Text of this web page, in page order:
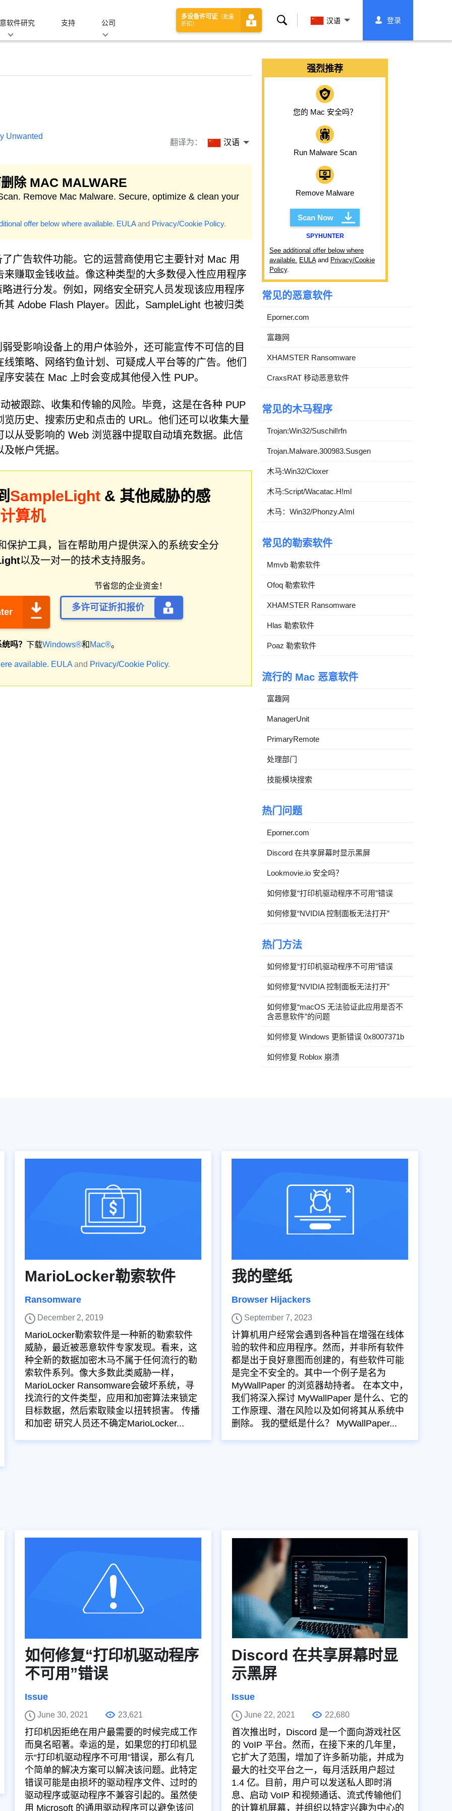
软件研究 支持 公司
多设备许可证 （批量
折扣）
搜
汉语 登录
Unwanted
翻译为： 汉语
除 MAC MALWARE
Remove Mac Malware. Secure, optimize & clean your
offer below where available. EULAand Privacy/Cookie Policy.
广告软件功能。它的运营商使用它主要针对 Mac 用
赚取金钱收益。像这种类型的大多数侵入性应用程序
进行分发。例如，网络安全研究人员发现该应用程序
Adobe Flash Player。因此，SampleLight 也被归类
受影响设备上的用户体验外，还可能宣传不可信的目
策略、网络钓鱼计划、可疑成人平台等的广告。他们
安装在 Mac 上时会变成其他侵入性 PUP。
被跟踪、收集和传输的风险。毕竟，这是在各种 PUP
历史、搜索历史和点击的 URL。他们还可以收集大量
从受影响的 Web 浏览器中提取自动填充数据。此信
帐户凭据。
SampleLight & 其他威胁的感
算机
保护工具，旨在帮助用户提供深入的系统安全分
以及一对一的技术支持服务。
节省您的企业资金！
多许可证折扣报价
吗？ 下载Windows®和 Mac®。
available. EULA and Privacy/Cookie Policy.
强烈推荐
您的 Mac 安全吗？
Run Malware Scan
Remove Malware
Scan Now
SPYHUNTER
See additional offer below where
available. EULAand Privacy/Cookie
Policy.
常见的恶意软件
Eporner.com
富趣网
XHAMSTER Ransomware
CraxsRAT 移动恶意软件
常见的木马程序
Trojan:Win32/Suschil!rfn
Trojan.Malware.300983.Susgen
木马:Win32/Cloxer
木马:Script/Wacatac.H!ml
木马：Win32/Phonzy.A!ml
常见的勒索软件
Mmvb 勒索软件
Ofoq 勒索软件
XHAMSTER Ransomware
Hlas 勒索软件
Poaz 勒索软件
流行的 Mac 恶意软件
富趣网
ManagerUnit
PrimaryRemote
处理部门
技能模块搜索
热门问题
Eporner.com
Discord 在共享屏幕时显示黑屏
Lookmovie.io 安全吗？
如何修复“打印机驱动程序不可用”错误
如何修复“NVIDIA 控制面板无法打开”
热门方法
如何修复“打印机驱动程序不可用”错误
如何修复“NVIDIA 控制面板无法打开”
如何修复“macOS 无法验证此应用是否不
含恶意软件”的问题
如何修复 Windows 更新错误 0x8007371b
如何修复 Roblox 崩溃
MarioLocker勒索软件
Ransomware
December 2, 2019
MarioLocker勒索软件是一种新的勒索软件
威胁，最近被恶意软件专家发现。看来，这
种全新的数据加密木马不属于任何流行的勒
索软件系列。像大多数此类威胁一样，
MarioLocker Ransomware会破坏系统，寻
找流行的文件类型，应用和加密算法来锁定
目标数据，然后索取赎金以扭转损害。 传播
和加密 研究人员还不确定MarioLocker...
我的壁纸
Browser Hijackers
September 7, 2023
计算机用户经常会遇到各种旨在增强在线体
验的软件和应用程序。然而，并非所有软件
都是出于良好意图而创建的，有些软件可能
是完全不安全的。其中一个例子是名为
MyWallPaper 的浏览器劫持者。 在本文中，
我们将深入探讨 MyWallPaper 是什么、它的
工作原理、潜在风险以及如何将其从系统中
删除。 我的壁纸是什么？ MyWallPaper...
如何修复“打印机驱动程序
不可用”错误
Issue
June 30, 2021 23,621
打印机因拒绝在用户最需要的时候完成工作
而臭名昭著。幸运的是，如果您的打印机显
示“打印机驱动程序不可用”错误，那么有几
个简单的解决方案可以解决该问题。此特定
错误可能是由损坏的驱动程序文件、过时的
驱动程序或驱动程序不兼容引起的。虽然使
用 Microsoft 的通用驱动程序可以避免该问
Discord 在共享屏幕时显
示黑屏
Issue
June 22, 2021 22,680
首次推出时，Discord 是一个面向游戏社区
的 VoIP 平台。然而，在接下来的几年里，
它扩大了范围，增加了许多新功能，并成为
最大的社交平台之一，每月活跃用户超过
1.4 亿。目前，用户可以发送私人即时消
息、启动 VoIP 和视频通话、流式传输他们
的计算机屏幕，并组织以特定兴趣为中心的